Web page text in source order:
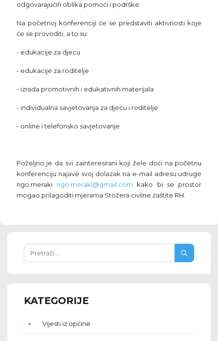
odgovarajućih oblika pomoći i podrške.
Na početnoj konferenciji će se predstaviti aktivnosti koje
će se provoditi, a to su:
- edukacije za djecu
- edukacije za roditelje
- izrada promotivnih i edukativnih materijala
- individualna savjetovanja za djecu i roditelje
- online i telefonsko savjetovanje
Poželjno je da svi zainteresirani koji žele doći na početnu
konferenciju najave svoj dolazak na e-mail adresu udruge
ngo.meraki ngo.meraki@gmail.com kako bi se prostor
mogao prilagoditi mjerama Stožera civilne zaštite RH.
KATEGORIJE
Vijesti iz općine